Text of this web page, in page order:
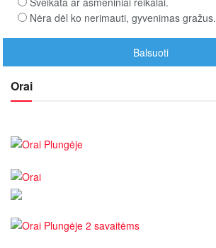
Nėra dėl ko nerimauti, gyvenimas gražus.
Orai